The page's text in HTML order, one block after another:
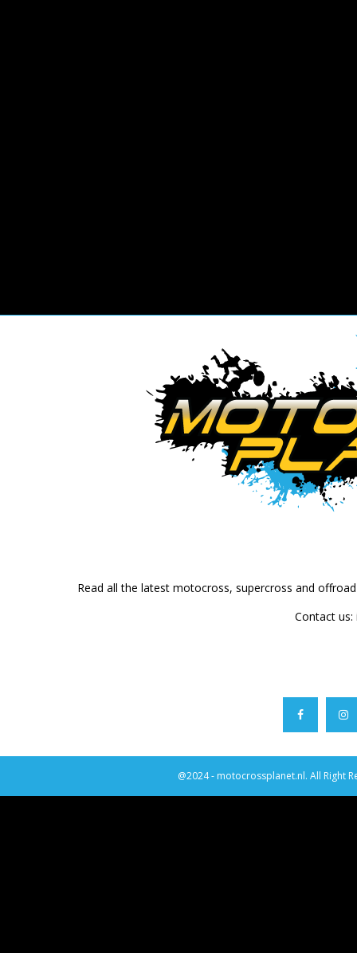
Read all the latest motocross, supercross and
Contact us:
@2024 - motocrossplanet.nl. All Right